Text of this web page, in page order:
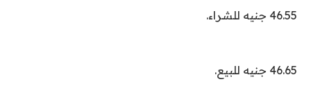
46.55 جنيه للشراء.
46.65 جنيه للبيع.